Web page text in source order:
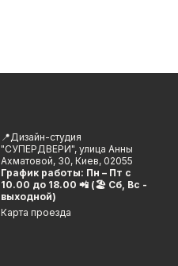
📍Дизайн-студия
"СУПЕРДВЕРИ", улица Анны
Ахматовой, 30, Киев, 02055
График работы: Пн – Пт с
10.00 до 18.00 📲 (🏖 Сб, Вс -
выходной)
Карта проезда